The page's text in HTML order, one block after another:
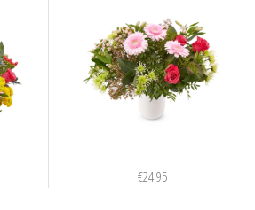
€24.95